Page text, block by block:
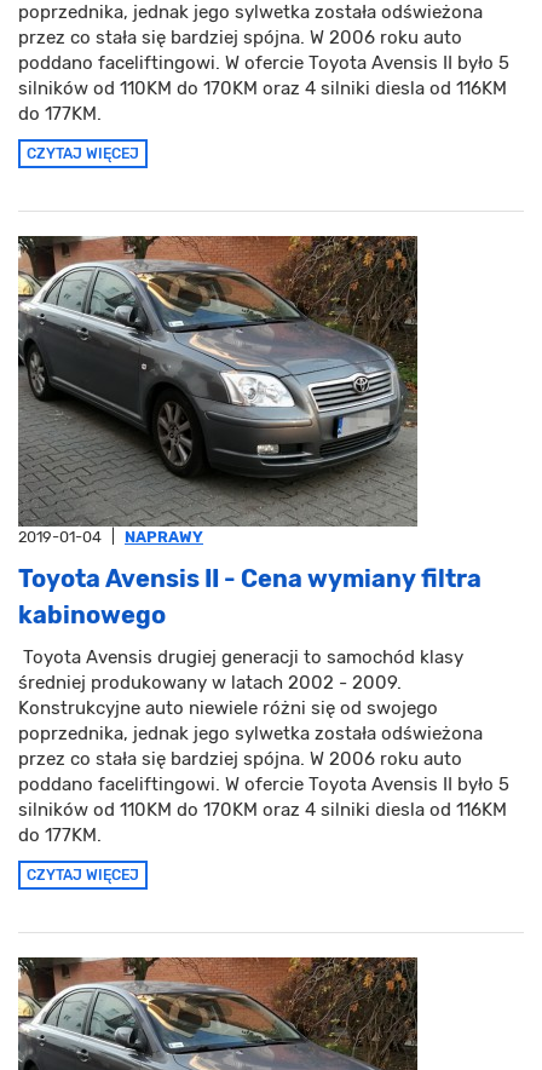
poprzednika, jednak jego sylwetka została odświeżona
przez co stała się bardziej spójna. W 2006 roku auto
poddano faceliftingowi. W ofercie Toyota Avensis II było 5
silników od 110KM do 170KM oraz 4 silniki diesla od 116KM
do 177KM.
CZYTAJ WIĘCEJ
2019-01-04 NAPRAWY
Toyota Avensis II - Cena wymiany filtra
kabinowego
Toyota Avensis drugiej generacji to samochód klasy
średniej produkowany w latach 2002 - 2009.
Konstrukcyjne auto niewiele różni się od swojego
poprzednika, jednak jego sylwetka została odświeżona
przez co stała się bardziej spójna. W 2006 roku auto
poddano faceliftingowi. W ofercie Toyota Avensis II było 5
silników od 110KM do 170KM oraz 4 silniki diesla od 116KM
do 177KM.
CZYTAJ WIĘCEJ